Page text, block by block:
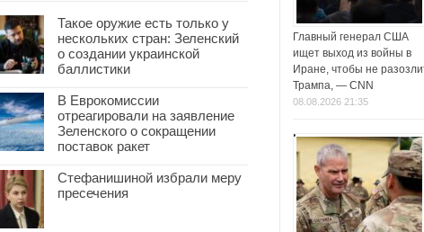
Такое оружие есть только у
нескольких стран: Зеленский
о создании украинской
баллистики
В Еврокомиссии
отреагировали на заявление
Зеленского о сокращении
поставок ракет
Стефанишиной избрали меру
пресечения
Главный генерал США
ищет выход из войны в
Иране, чтобы не
Трампа, — CNN
08.08.2026 21:35